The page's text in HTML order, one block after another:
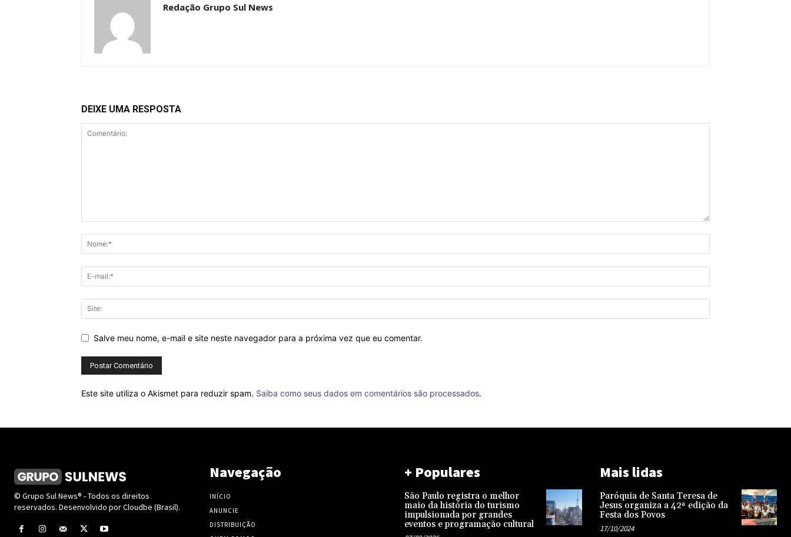
Redação Grupo Sul News
DEIXE UMA RESPOSTA
Salve meu nome, e-mail e site neste navegador para a próxima vez que eu comentar.
Este site utiliza o Akismet para reduzir spam. Saiba como seus dados em comentários são processados.
© Grupo Sul News® - Todos os direitos
reservados. Desenvolvido por Cloudbe (Brasil).
Navegação
INÍCIO
ANUNCIE
DISTRIBUIÇÃO
+ Populares
São Paulo registra o melhor
maio da história do turismo
impulsionada por grandes
eventos e programação cultural
Mais lidas
Paróquia de Santa Teresa de
Jesus organiza a 42ª edição da
Festa dos Povos
17/10/2024